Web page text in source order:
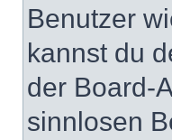
Benutzer
kannst du
der Board-
sinnlosen